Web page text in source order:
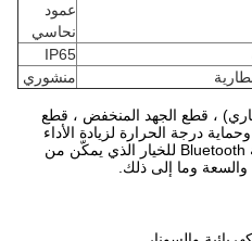
عمود
نحاسي
IP65
منشوري
، قطع الجهد المنخفض ، قطع
درجة الحرارة لزيادة الأداء
وعمر أطول.إلى جانب ذلك ، وظيفة Bluetooth للخيار الذي يمكّن من
والسعة وما إلى ذلك.